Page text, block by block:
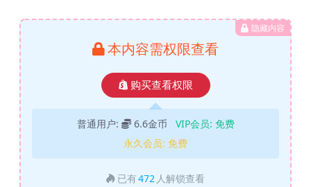
隐藏内容
本内容需权限查看
购买查看权限
普通用户: 6.6金币 VIP会员: 免费
永久会员: 免费
已有472 人解锁查看